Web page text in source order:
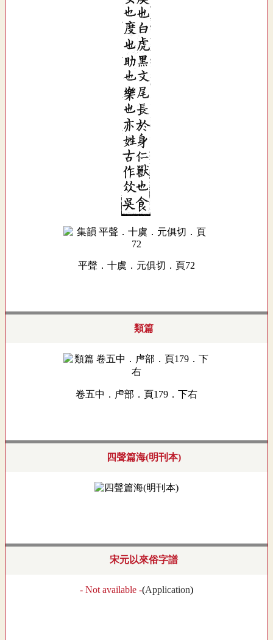
平聲．十虞．元俱切．頁72
類篇
卷五中．虍部．頁179．下右
四聲篇海(明刊本)
宋元以來俗字譜
- Not available -(Application)